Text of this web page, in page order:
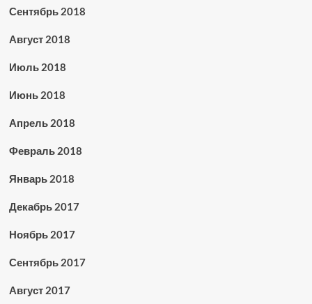
Сентябрь 2018
Август 2018
Июль 2018
Июнь 2018
Апрель 2018
Февраль 2018
Январь 2018
Декабрь 2017
Ноябрь 2017
Сентябрь 2017
Август 2017